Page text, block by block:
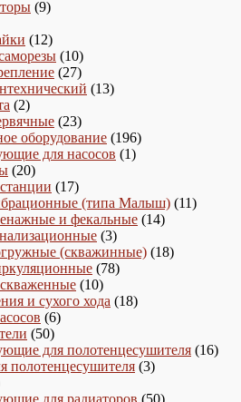
99
1212
товаров
1010
товаров
2727
товаров
1313
22
товара2323
товара
оборудование 196196
для насосов 11
2020
товаров
1717
товаров
(типа Малыш) 1111
и фекальные 1414
33
товара
(скважинные) 1818
7878
1010
товаров
и сухого хода 1818
66
5050
товаров
для полотенцесушителя 1616
полотенцесушителя 33
50